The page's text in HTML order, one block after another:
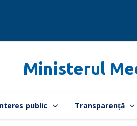
Ministerul
public Transparență